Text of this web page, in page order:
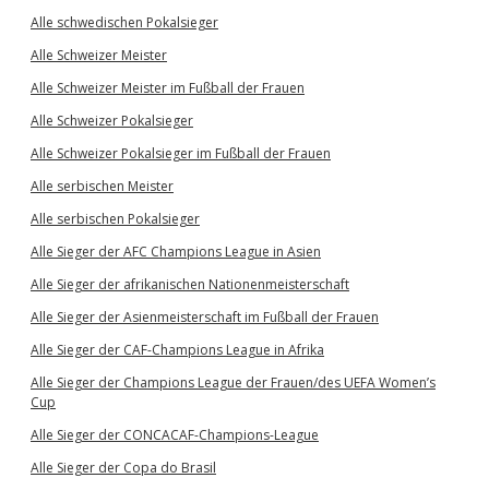
Alle schwedischen Pokalsieger
Alle Schweizer Meister
Alle Schweizer Meister im Fußball der Frauen
Alle Schweizer Pokalsieger
Alle Schweizer Pokalsieger im Fußball der Frauen
Alle serbischen Meister
Alle serbischen Pokalsieger
Alle Sieger der AFC Champions League in Asien
Alle Sieger der afrikanischen Nationenmeisterschaft
Alle Sieger der Asienmeisterschaft im Fußball der Frauen
Alle Sieger der CAF-Champions League in Afrika
Alle Sieger der Champions League der Frauen/des UEFA Women’s
Cup
Alle Sieger der CONCACAF-Champions-League
Alle Sieger der Copa do Brasil